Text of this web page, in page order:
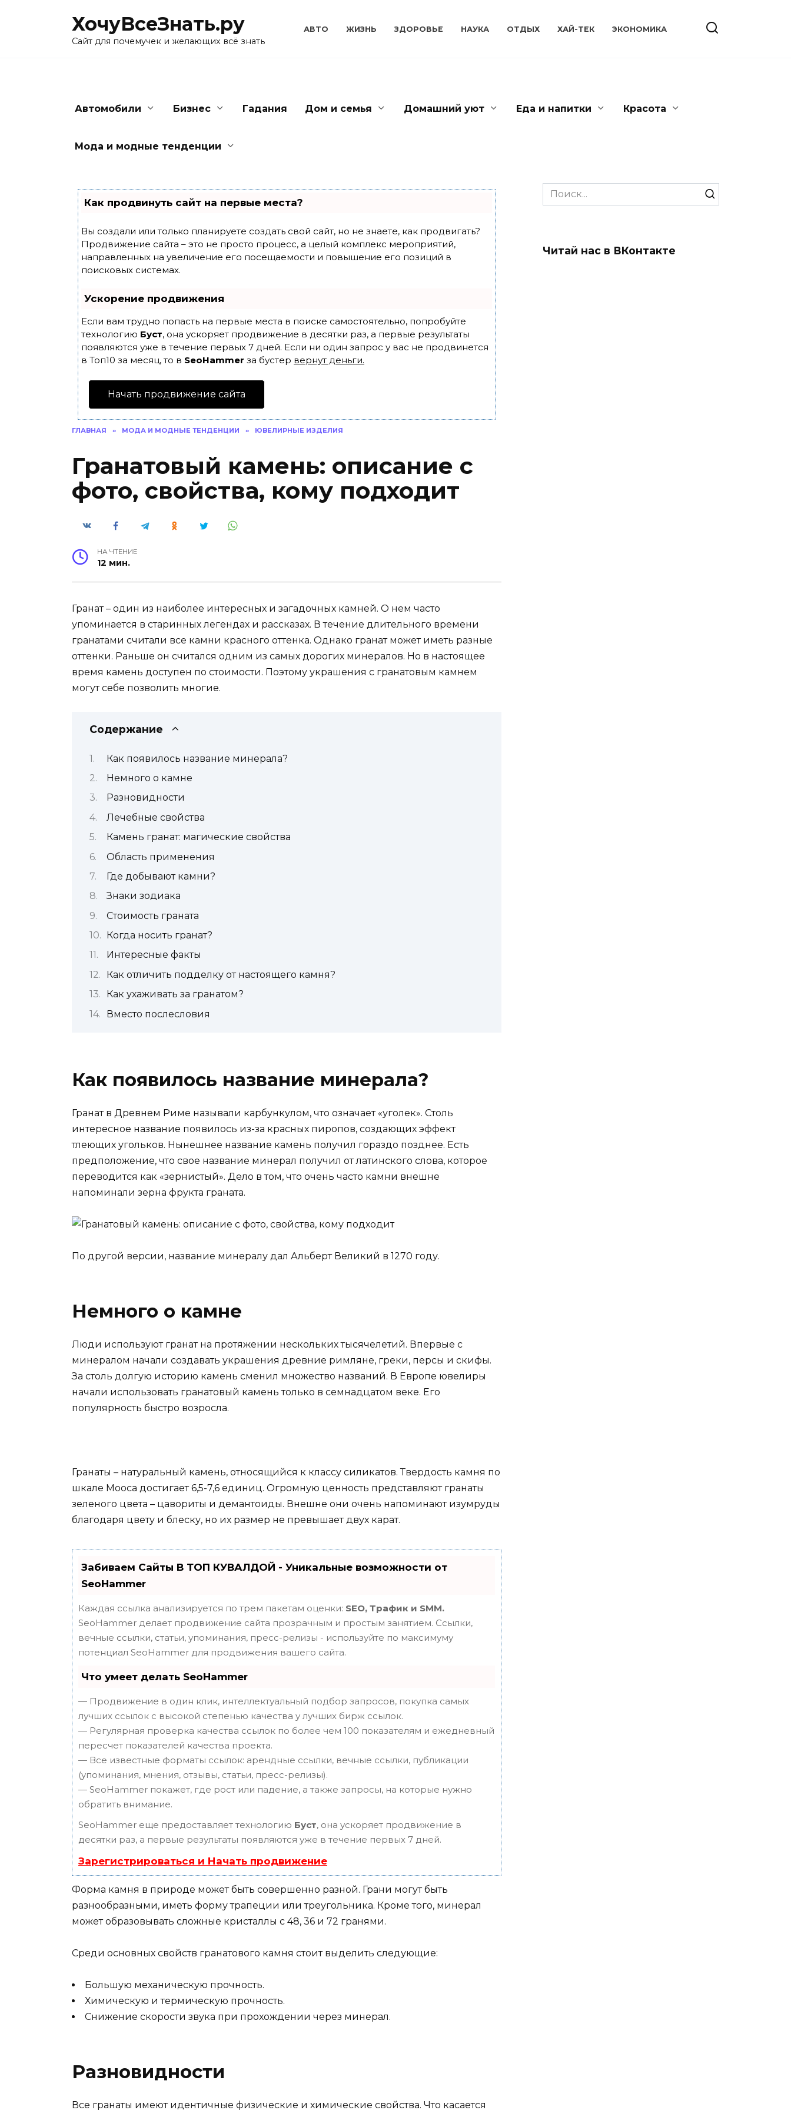
ХочуВсеЗнать.ру
Сайт для почемучек и желающих всё знать
АВТО ЖИЗНЬ ЗДОРОВЬЕ НАУКА ОТДЫХ ХАЙ-ТЕК ЭКОНОМИКА
Автомобили Бизнес Гадания Дом и семья Домашний уют Еда и напитки Красота
Мода и модные тенденции
Как продвинуть сайт на первые места?
Вы создали или только планируете создать свой сайт, но не знаете, как продвигать?
Продвижение сайта – это не просто процесс, а целый комплекс мероприятий,
направленных на увеличение его посещаемости и повышение его позиций в
поисковых системах.
Ускорение продвижения
Если вам трудно попасть на первые места в поиске самостоятельно, попробуйте
технологию Буст, она ускоряет продвижение в десятки раз, а первые результаты
появляются уже в течение первых 7 дней. Если ни один запрос у вас не продвинется
в Топ10 за месяц, то в SeoHammer за бустер вернут деньги.
Начать продвижение сайта
ГЛАВНАЯ » МОДА И МОДНЫЕ ТЕНДЕНЦИИ » ЮВЕЛИРНЫЕ ИЗДЕЛИЯ
Гранатовый камень: описание с
фото, свойства, кому подходит
НА ЧТЕНИЕ
12 мин.
Гранат – один из наиболее интересных и загадочных камней. О нем часто
упоминается в старинных легендах и рассказах. В течение длительного времени
гранатами считали все камни красного оттенка. Однако гранат может иметь разные
оттенки. Раньше он считался одним из самых дорогих минералов. Но в настоящее
время камень доступен по стоимости. Поэтому украшения с гранатовым камнем
могут себе позволить многие.
Содержание
Как появилось название минерала?
Немного о камне
Разновидности
Лечебные свойства
Камень гранат: магические свойства
Область применения
Где добывают камни?
Знаки зодиака
Стоимость граната
Когда носить гранат?
Интересные факты
Как отличить подделку от настоящего камня?
Как ухаживать за гранатом?
Вместо послесловия
Как появилось название минерала?
Гранат в Древнем Риме называли карбункулом, что означает «уголек». Столь
интересное название появилось из-за красных пиропов, создающих эффект
тлеющих угольков. Нынешнее название камень получил гораздо позднее. Есть
предположение, что свое название минерал получил от латинского слова, которое
переводится как «зернистый». Дело в том, что очень часто камни внешне
напоминали зерна фрукта граната.
По другой версии, название минералу дал Альберт Великий в 1270 году.
Немного о камне
Люди используют гранат на протяжении нескольких тысячелетий. Впервые с
минералом начали создавать украшения древние римляне, греки, персы и скифы.
За столь долгую историю камень сменил множество названий. В Европе ювелиры
начали использовать гранатовый камень только в семнадцатом веке. Его
популярность быстро возросла.
Гранаты – натуральный камень, относящийся к классу силикатов. Твердость камня по
шкале Мооса достигает 6,5-7,6 единиц. Огромную ценность представляют гранаты
зеленого цвета – цавориты и демантоиды. Внешне они очень напоминают изумруды
благодаря цвету и блеску, но их размер не превышает двух карат.
Забиваем Сайты В ТОП КУВАЛДОЙ - Уникальные возможности от
SeoHammer
Каждая ссылка анализируется по трем пакетам оценки: SEO, Трафик и SMM.
SeoHammer делает продвижение сайта прозрачным и простым занятием. Ссылки,
вечные ссылки, статьи, упоминания, пресс-релизы - используйте по максимуму
потенциал SeoHammer для продвижения вашего сайта.
Что умеет делать SeoHammer
— Продвижение в один клик, интеллектуальный подбор запросов, покупка самых
лучших ссылок с высокой степенью качества у лучших бирж ссылок.
— Регулярная проверка качества ссылок по более чем 100 показателям и ежедневный
пересчет показателей качества проекта.
— Все известные форматы ссылок: арендные ссылки, вечные ссылки, публикации
(упоминания, мнения, отзывы, статьи, пресс-релизы).
— SeoHammer покажет, где рост или падение, а также запросы, на которые нужно
обратить внимание.
SeoHammer еще предоставляет технологию Буст, она ускоряет продвижение в
десятки раз, а первые результаты появляются уже в течение первых 7 дней.
Зарегистрироваться и Начать продвижение
Форма камня в природе может быть совершенно разной. Грани могут быть
разнообразными, иметь форму трапеции или треугольника. Кроме того, минерал
может образовывать сложные кристаллы с 48, 36 и 72 гранями.
Среди основных свойств гранатового камня стоит выделить следующие:
Большую механическую прочность.
Химическую и термическую прочность.
Снижение скорости звука при прохождении через минерал.
Разновидности
Все гранаты имеют идентичные физические и химические свойства. Что касается
Search
for:
Читай нас в ВКонтакте